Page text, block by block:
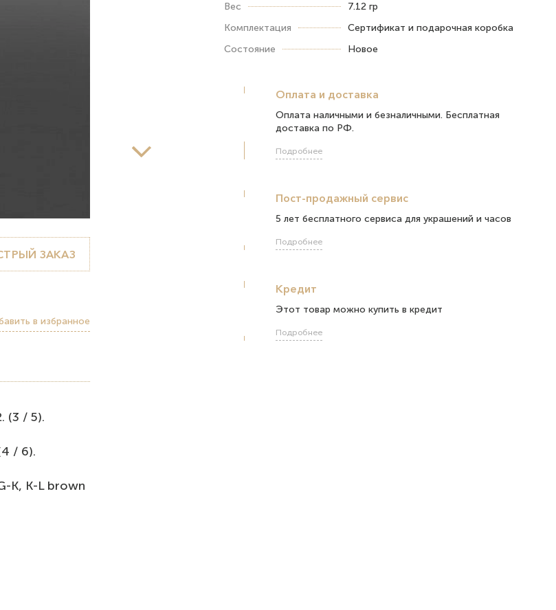
ЗАКАЗ
в избранное
(3 / 5).
/ 6).
K, K-L brown
Вес
7.12 гр
Комплектация
Сертификат и подарочная коробка
Состояние
Новое
Оплата и доставка
Оплата наличными и безналичными. Бесплатная
доставка по РФ.
Подробнее
Пост-продажный сервис
5 лет бесплатного сервиса для украшений и часов
Подробнее
Кредит
Этот товар можно купить в кредит
Подробнее